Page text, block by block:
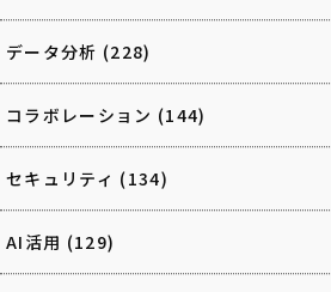
データ分析 (228)
コラボレーション (144)
セキュリティ (134)
AI活用 (129)